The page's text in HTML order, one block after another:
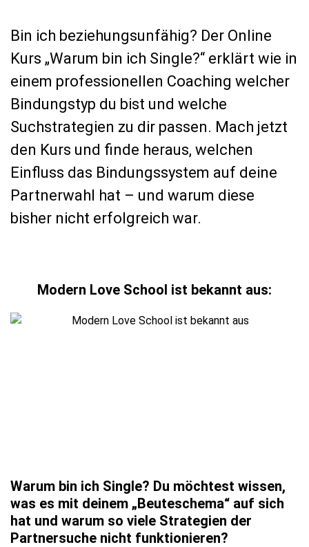
Bin ich beziehungsunfähig? Der Online
Kurs „Warum bin ich Single?“ erklärt wie in
einem professionellen Coaching welcher
Bindungstyp du bist und welche
Suchstrategien zu dir passen. Mach jetzt
den Kurs und finde heraus, welchen
Einfluss das Bindungssystem auf deine
Partnerwahl hat – und warum diese
bisher nicht erfolgreich war.
Modern Love School ist bekannt aus:
Warum bin ich Single? Du möchtest wissen,
was es mit deinem „Beuteschema“ auf sich
hat und warum so viele Strategien der
Partnersuche nicht funktionieren?